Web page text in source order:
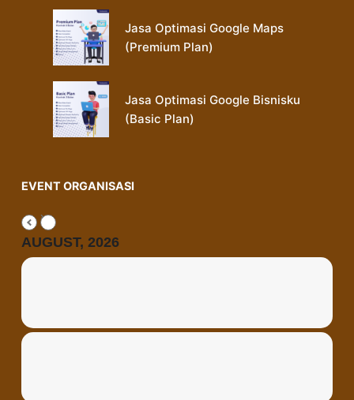
Jasa Optimasi Google Maps
(Premium Plan)
Jasa Optimasi Google Bisnisku
(Basic Plan)
EVENT ORGANISASI
AUGUST, 2026